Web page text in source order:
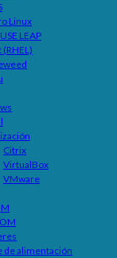
Linux
LEAP
(RHEL)
Citrix
VirtualBox
VMware
de alimentación